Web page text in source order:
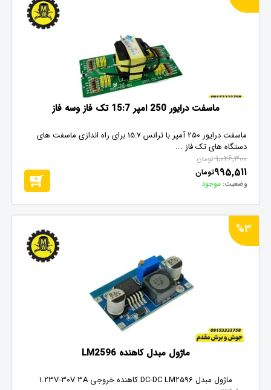
ماسفت درایور 250 امپر 15:7 تک فاز وسه فاز
ماسفت درایور 250 آمپر با ترانس 15:7 برای راه اندازی ماسفت های
دستگاه های تک فاز ...
1,026,300 تومان
995,511تومان
وضعیت: موجود
%3
ماژول مبدل کاهنده LM2596
ماژول مبدل DC-DC LM2596 کاهنده خروجی 1.23V-30V 3A